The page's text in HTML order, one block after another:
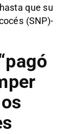
que su
(SNP)-